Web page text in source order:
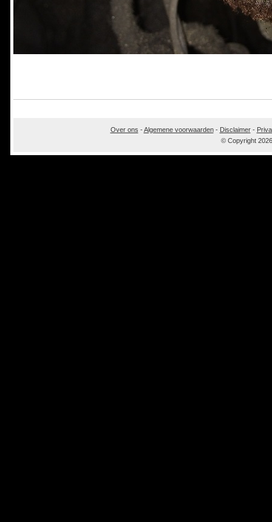
Over ons -Algemene voorwaarden- Disclaimer-
© Copyright